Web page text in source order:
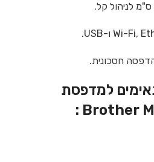
חסכונית.
למדפסת
Brother